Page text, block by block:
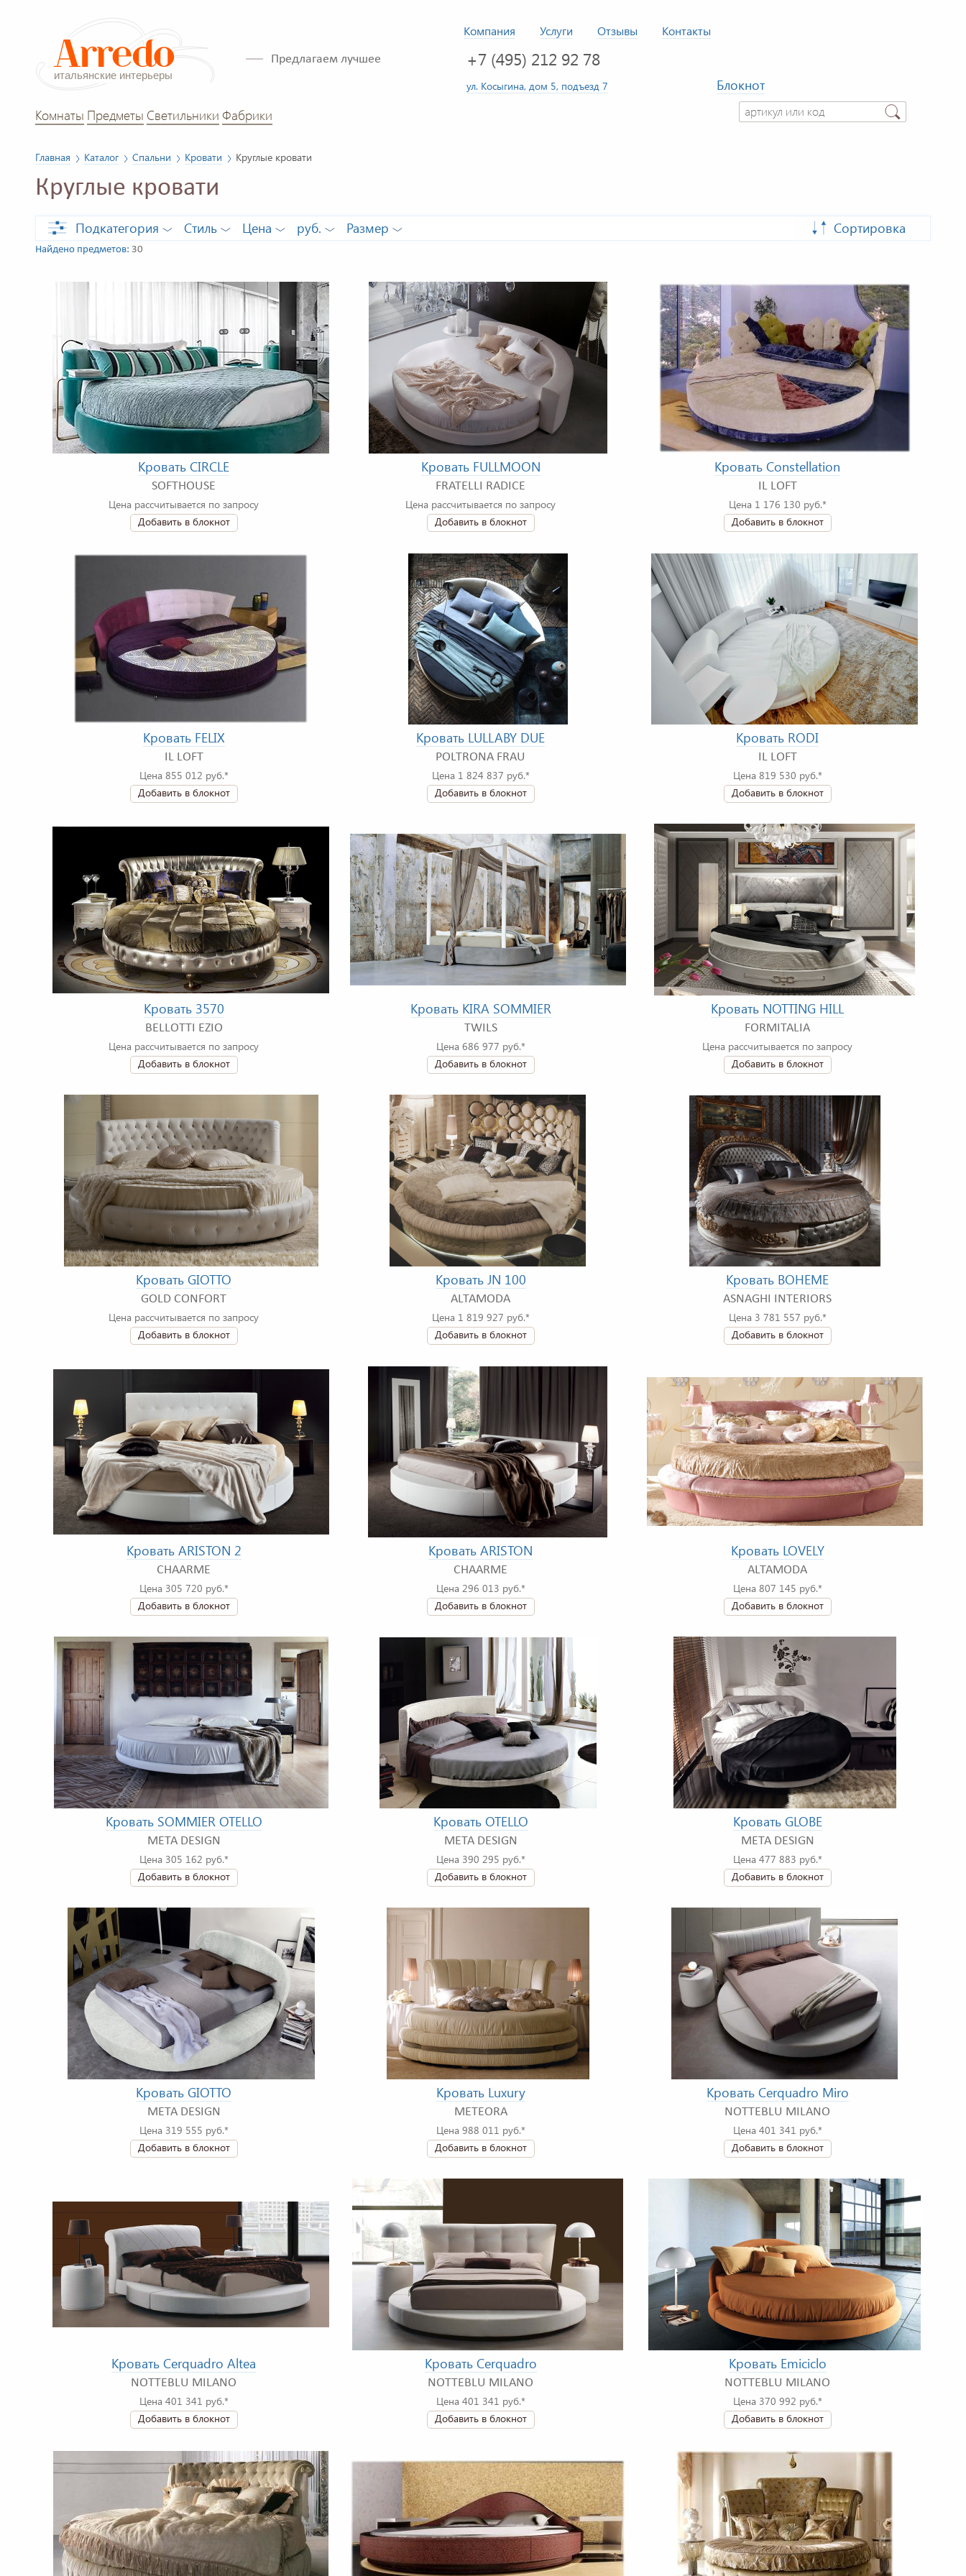
Компания Услуги Отзывы Контакты
Предлагаем лучшее +7 (495) 212 92 78
ул. Косыгина, дом 5, подъезд 7
Блокнот
Комнаты Предметы Светильники Фабрики
Главная Каталог Спальни Кровати Круглые кровати
Круглые кровати
Подкатегория Стиль Цена руб. Размер Сортировка
Найдено предметов: 30
Кровать CIRCLE
SOFTHOUSE
Цена рассчитывается по запросу
Добавить в блокнот
Кровать FULLMOON
FRATELLI RADICE
Цена рассчитывается по запросу
Добавить в блокнот
Кровать Constellation
IL LOFT
Цена 1 176 130 руб.*
Добавить в блокнот
Кровать FELIX
IL LOFT
Цена 855 012 руб.*
Добавить в блокнот
Кровать LULLABY DUE
POLTRONA FRAU
Цена 1 824 837 руб.*
Добавить в блокнот
Кровать RODI
IL LOFT
Цена 819 530 руб.*
Добавить в блокнот
Кровать 3570
BELLOTTI EZIO
Цена рассчитывается по запросу
Добавить в блокнот
Кровать KIRA SOMMIER
TWILS
Цена 686 977 руб.*
Добавить в блокнот
Кровать NOTTING HILL
FORMITALIA
Цена рассчитывается по запросу
Добавить в блокнот
Кровать GIOTTO
GOLD CONFORT
Цена рассчитывается по запросу
Добавить в блокнот
Кровать JN 100
ALTAMODA
Цена 1 819 927 руб.*
Добавить в блокнот
Кровать BOHEME
ASNAGHI INTERIORS
Цена 3 781 557 руб.*
Добавить в блокнот
Кровать ARISTON 2
CHAARME
Цена 305 720 руб.*
Добавить в блокнот
Кровать ARISTON
CHAARME
Цена 296 013 руб.*
Добавить в блокнот
Кровать LOVELY
ALTAMODA
Цена 807 145 руб.*
Добавить в блокнот
Кровать SOMMIER OTELLO
META DESIGN
Цена 305 162 руб.*
Добавить в блокнот
Кровать OTELLO
META DESIGN
Цена 390 295 руб.*
Добавить в блокнот
Кровать GLOBE
META DESIGN
Цена 477 883 руб.*
Добавить в блокнот
Кровать GIOTTO
META DESIGN
Цена 319 555 руб.*
Добавить в блокнот
Кровать Luxury
METEORA
Цена 988 011 руб.*
Добавить в блокнот
Кровать Cerquadro Miro
NOTTEBLU MILANO
Цена 401 341 руб.*
Добавить в блокнот
Кровать Cerquadro Altea
NOTTEBLU MILANO
Цена 401 341 руб.*
Добавить в блокнот
Кровать Cerquadro
NOTTEBLU MILANO
Цена 401 341 руб.*
Добавить в блокнот
Кровать Emiciclo
NOTTEBLU MILANO
Цена 370 992 руб.*
Добавить в блокнот